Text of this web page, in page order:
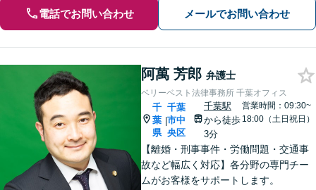
電話でお問い合わせ メールでお問い合わせ
阿萬 芳郎 弁護士
ベリーベスト法律事務所 千葉オフィス
千
葉
県
|
千葉
市中
央区
千葉駅
から徒歩
3分
営業時間：09:30~
18:00（土日祝日）
【離婚・刑事事件・労働問題・交通事
故など幅広く対応】各分野の専門チー
ムがお客様をサポートします。